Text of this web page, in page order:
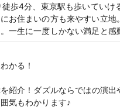
歩4分、東京駅も歩いていけ
お住まいの方も来やすい立
一生に一度しかない満足と感
かる！
紹介！ダズルならではの演
気もわかります♪